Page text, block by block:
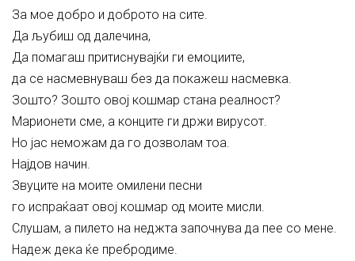
За мое добро и доброто на сите.
Да љубиш од далечина,
Да помагаш притиснувајќи ги емоциите,
да се насмевнуваш без да покажеш насмевка.
Зошто? Зошто овој кошмар стана реалност?
Марионети сме, а конците ги држи вирусот.
Но јас неможам да го дозволам тоа.
Најдов начин.
Звуците на моите омилени песни
го испраќаат овој кошмар од моите мисли.
Слушам, а пилето на неджта започнува да пее со мене.
Надеж дека ќе пребродиме.